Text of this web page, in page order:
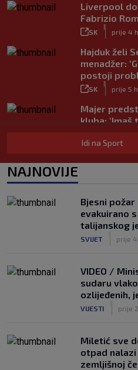
Liverpool
Fabrizio
SK prije 4 h
Hajduk želi
menadžer:
postoji
SK prije 5 h
Majer
kluba:
SK
|
prije 4 h
Bio je hit
SK prije 5 h
VIDEO /
gledatelja
suca je hit
Idi na Sport
NAJNOVIJE
Bjesni
evakuirano
talijanskog
SVIJET prije
VIDEO /
sudaru
ozlijeđenih,
VIJESTI prije
Miletić sve
otpad nalazi
zemljišnoj